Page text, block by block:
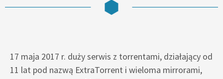
17 maja 2017 r. duży serwis z torrentami, działający od
11 lat pod nazwą ExtraTorrent i wieloma mirrorami,